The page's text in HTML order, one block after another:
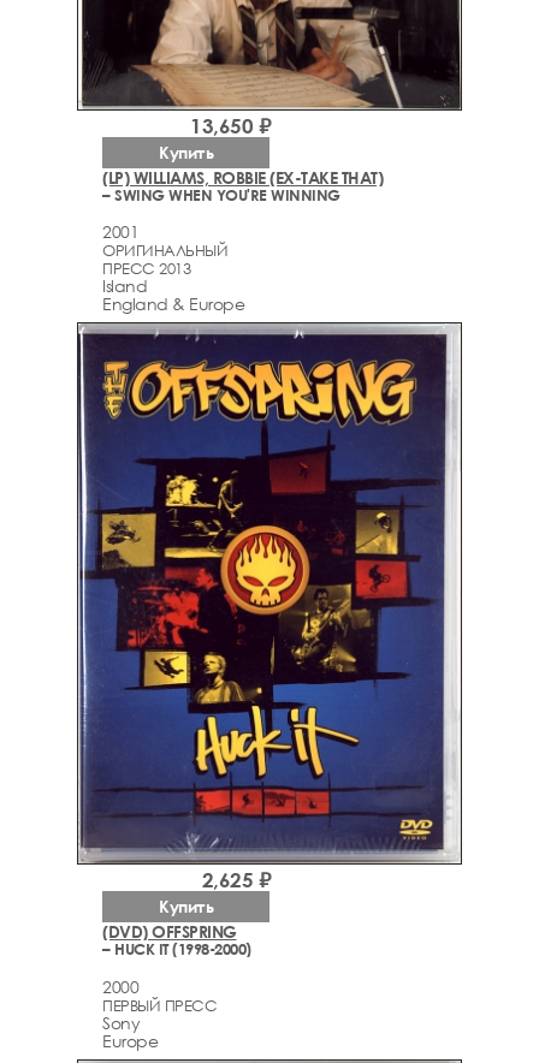
(LP) WILLIAMS, ROBBIE (EX-TAKE THAT)
– SWING WHEN YOU'RE WINNING
2001
ОРИГИНАЛЬНЫЙ
ПРЕСС 2013
Island
England & Europe
13,650 ₽
Купить
(DVD) OFFSPRING
– HUCK IT (1998-2000)
2000
ПЕРВЫЙ ПРЕСС
Sony
Europe
2,625 ₽
Купить